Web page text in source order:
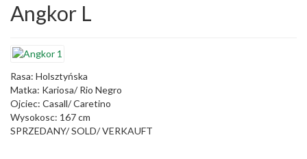
Angkor L
Rasa: Holsztyńska
Matka: Kariosa/ Rio Negro
Ojciec: Casall/ Caretino
Wysokosc: 167 cm
SPRZEDANY/ SOLD/ VERKAUFT